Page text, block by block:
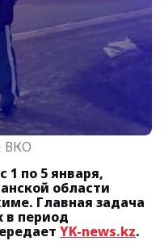
ВКО
1 по 5 января,
области
Главная задача
в период
YK-news.kz.